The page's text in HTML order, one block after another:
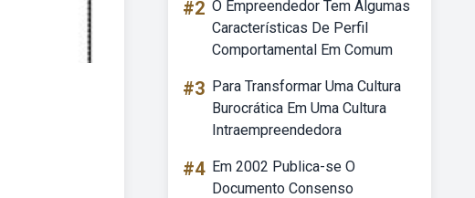
#2 O Empreendedor Tem Algumas
Características De Perfil
Comportamental Em Comum
#3 Para Transformar Uma Cultura
Burocrática Em Uma Cultura
Intraempreendedora
#4 Em 2002 Publica-se O
Documento Consenso